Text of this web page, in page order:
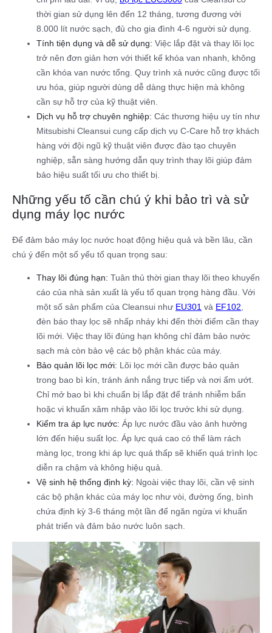
thời gian sử dụng lên đến 12 tháng, tương đương với
8.000 lít nước sạch, đủ cho gia đình 4-6 người sử dụng.
Tính tiện dụng và dễ sử dụng: Việc lắp đặt và thay lõi lọc
trở nên đơn giản hơn với thiết kế khóa van nhanh, không
cần khóa van nước tổng. Quy trình xả nước cũng được tối
ưu hóa, giúp người dùng dễ dàng thực hiện mà không
cần sự hỗ trợ của kỹ thuật viên.
Dịch vụ hỗ trợ chuyên nghiệp: Các thương hiệu uy tín như
Mitsubishi Cleansui cung cấp dịch vụ C-Care hỗ trợ khách
hàng với đội ngũ kỹ thuật viên được đào tạo chuyên
nghiệp, sẵn sàng hướng dẫn quy trình thay lõi giúp đảm
bảo hiệu suất tối ưu cho thiết bị.
Những yếu tố cần chú ý khi bảo trì và sử
dụng máy lọc nước
Để đảm bảo máy lọc nước hoạt động hiệu quả và bền lâu, cần
chú ý đến một số yếu tố quan trọng sau:
Thay lõi đúng hạn: Tuân thủ thời gian thay lõi theo khuyến
cáo của nhà sản xuất là yếu tố quan trọng hàng đầu. Với
một số sản phẩm của Cleansui như EU301 và EF102
đèn báo thay lọc sẽ nhấp nháy khi đến thời điểm cần thay
lõi mới. Việc thay lõi đúng hạn không chỉ đảm bảo nước
sạch mà còn bảo vệ các bộ phận khác của máy.
Bảo quản lõi lọc mới: Lõi lọc mới cần được bảo quản
trong bao bì kín, tránh ánh nắng trực tiếp và nơi ẩm ướt.
Chỉ mở bao bì khi chuẩn bị lắp đặt để tránh nhiễm bẩn
hoặc vi khuẩn xâm nhập vào lõi lọc trước khi sử dụng.
Kiểm tra áp lực nước: Áp lực nước đầu vào ảnh hưởng
lớn đến hiệu suất lọc. Áp lực quá cao có thể làm rách
màng lọc, trong khi áp lực quá thấp sẽ khiến quá trình lọc
diễn ra chậm và không hiệu quả.
Vệ sinh hệ thống định kỳ: Ngoài việc thay lõi, cần vệ sinh
các bộ phận khác của máy lọc như vòi, đường ống, bình
chứa định kỳ 3-6 tháng một lần để ngăn ngừa vi khuẩn
phát triển và đảm bảo nước luôn sạch.